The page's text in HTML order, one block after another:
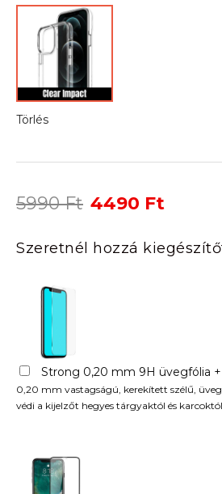
Törlés
5990Ft Original
was:
5990 Ft.
4490 Ft
is:
4490
Szeretnél hozzá
Strong 0,20 mm 9H üvegfólia
0,20 mm vastagságú, kerekített szélű,
védi a kijelzőt hegyes tárgyaktól és karcoktól.